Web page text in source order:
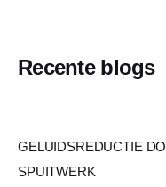
Recente blogs
GELUIDSREDUCTIE
SPUITWERK